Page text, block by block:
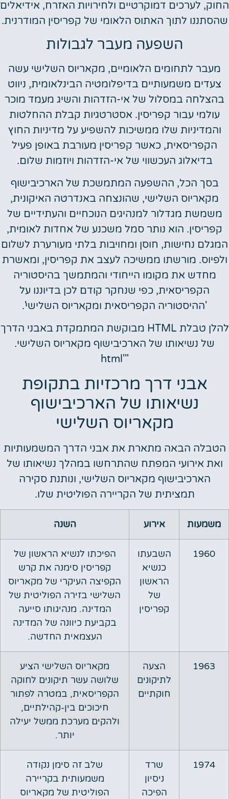
החוק, לערכים דמוקרטיים ולחירויות האזרח, אידיאלים
שהסתננו לתוך האתוס הלאומי של קפריסין המודרנית.
השפעה מעבר לגבולות
מעבר לתחומים הלאומיים, מקאריוס השלישי עשה
צעדים משמעותיים בדיפלומטיה הבינלאומית, ניווט
בהצלחה במסלול של אי-הזדהות והשיג מעמד מוכר
עולמי עבור קפריסין. אסטרטגיות קבלת ההחלטות
והמדיניות שלו ממשיכות להשפיע על מדיניות החוץ
הקפריסאית, כאשר קפריסין מעורבת באופן פעיל
בדיאלוג העכשווי של אי-הזדהות ויוזמות שלום.
בסך הכל, ההשפעה המתמשכת של הארכיבישוף
מקאריוס השלישי, שהונצחה באנדרטה האיקונית,
משמשת מגדלור למנהיגים הנוכחיים והעתידיים של
קפריסין. הוא נותר סמל משכנע של אחדות לאומית,
המגלם נחישות, חוסן ומחויבות בלתי מעורערת לשלום
ולפיוס. מורשתו ממשיכה לעצב את קפריסין, ומאשרת
מחדש את מקומו הייחודי והמתמשך בהיסטוריה
הקפריסאית, כפי שנחקר קודם לכן בדיוננו על
'ההיסטוריה הקפריסאית ומקאריוס השלישי'.
להלן טבלת HTML מבוקשת המתמקדת באבני הדרך
של נשיאותו של הארכיבישוף מקאריוס השלישי.
"'html
אבני דרך מרכזיות בתקופת
נשיאותו של הארכיבישוף
מקאריוס השלישי
הטבלה הבאה מתארת את אבני הדרך המשמעותיות
ואת אירועי המפתח שהתרחשו במהלך נשיאותו של
הארכיבישוף מקאריוס השלישי, ונותנת סקירה
תמציתית של הקריירה הפוליטית שלו.
משמעות אירוע השנה
1960
השבעתו
כנשיא
הראשון
של
קפריסין
הפיכתו לנשיא הראשון של
קפריסין סימנה את קרש
הקפיצה העיקרי של מקאריוס
השלישי בזירה הפוליטית של
המדינה. מנהיגותו סייעה
בקביעת כיוונה של המדינה
העצמאית החדשה.
1963
הצעה
לתיקונים
חוקתיים
מקאריוס השלישי הציע
שלושה עשר תיקונים לחוקה
הקפריסאית, במטרה לפתור
חיכוכים בין-קהילתיים,
ולהקים מערכת ממשל יעילה
יותר.
1974
שרד
ניסיון
הפיכה
שלב זה סימן נקודה
משמעותית בקריירה
הפוליטית של מקאריוס